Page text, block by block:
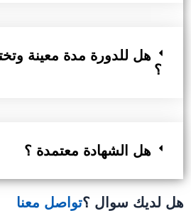
هل للدورة مدة معينة
؟
هل الشهادة معتمدة ؟
هل لديك سوال ؟تواصل معنا